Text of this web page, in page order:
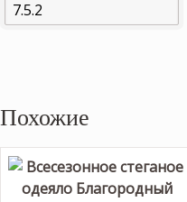
Похожие